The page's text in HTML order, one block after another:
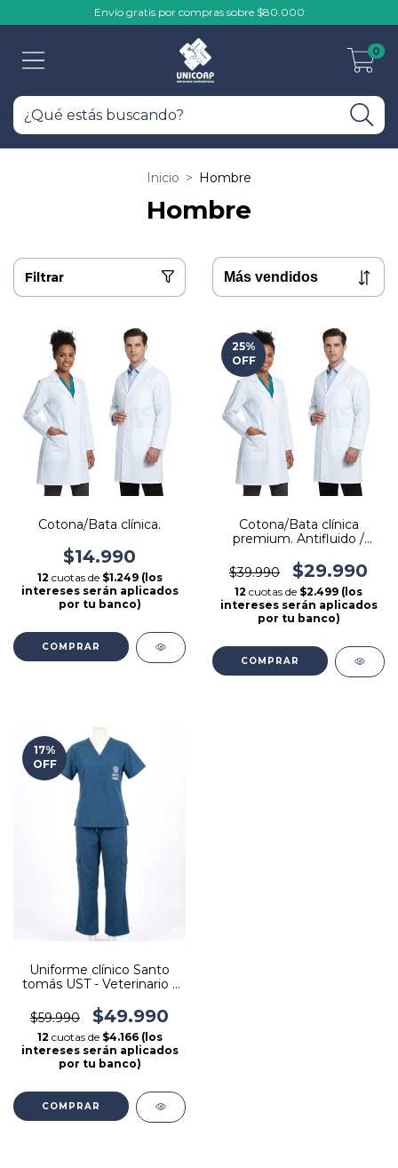
Envío gratis por compras sobre $80.000
0
Inicio > Hombre
Hombre
Filtrar
Cotona/Bata clínica.
$14.990
12 cuotas de $1.249 (los
intereses serán aplicados
por tu banco)
COMPRAR
25%
OFF
Cotona/Bata clínica
premium. Antifluido /
resistencia.
$39.990 $29.990
12 cuotas de $2.499 (los
intereses serán aplicados
por tu banco)
COMPRAR
17%
OFF
Uniforme clínico Santo
tomás UST - Veterinario -
Diseño Tradicional
$59.990 $49.990
12 cuotas de $4.166 (los
intereses serán aplicados
por tu banco)
COMPRAR